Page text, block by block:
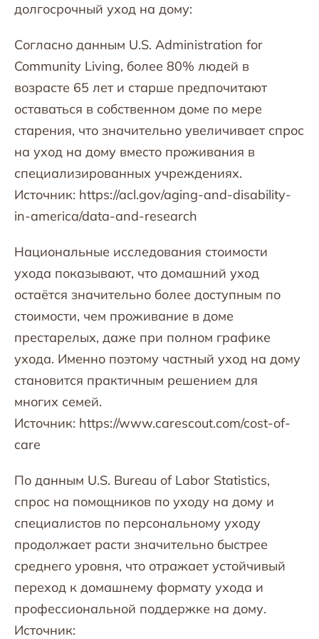
долгосрочный уход на дому:
Согласно данным U.S. Administration for
Community Living, более 80% людей в
возрасте 65 лет и старше предпочитают
оставаться в собственном доме по мере
старения, что значительно увеличивает спрос
на уход на дому вместо проживания в
специализированных учреждениях.
Источник: https://acl.gov/aging-and-disability-
in-america/data-and-research
Национальные исследования стоимости
ухода показывают, что домашний уход
остаётся значительно более доступным по
стоимости, чем проживание в доме
престарелых, даже при полном графике
ухода. Именно поэтому частный уход на дому
становится практичным решением для
многих семей.
Источник: https://www.carescout.com/cost-of-
care
По данным U.S. Bureau of Labor Statistics,
спрос на помощников по уходу на дому и
специалистов по персональному уходу
продолжает расти значительно быстрее
среднего уровня, что отражает устойчивый
переход к домашнему формату ухода и
профессиональной поддержке на дому.
Источник: